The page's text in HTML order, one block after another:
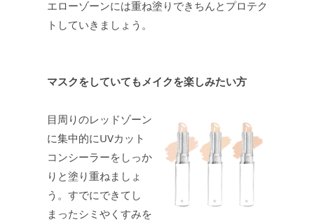
エローゾーンには重ね塗りできちんとプロテク
トしていきましょう。
マスクをしていてもメイクを楽しみたい方
目周りのレッドゾーン
に集中的にUVカット
コンシーラーをしっか
りと塗り重ねましょ
う。すでにできてし
まったシミやくすみを